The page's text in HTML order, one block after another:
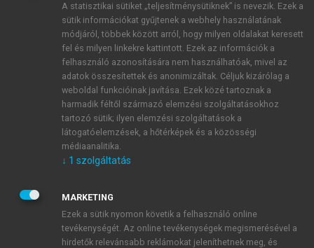
ÚJ FIÓK LÉTREHOZÁSA
1 óra díjmentes hozzáférés
E-MAIL-CÍM
JELSZÓ
JELSZÓ ÚJRA
A statisztikai sütiket „teljesítménysütiknek” is nevezik. Ezek a
sütik információkat gyűjtenek a webhely használatának
módjáról, többek között arról, hogy milyen oldalakat keresett
fel és milyen linkekre kattintott. Ezek az információk a
felhasználó azonosítására nem használhatóak, mivel az
adatok összesítettek és anonimizáltak. Céljuk kizárólag a
weboldal funkcióinak javítása. Ezek közé tartoznak a
harmadik féltől származó elemzési szolgáltatásokhoz
tartozó sütik; ilyen elemzési szolgáltatások a
látogatóelemzések, a hőtérképek és a közösségi
médiaanalitika.
↓ 1 szolgáltatás
MARKETING
Ezek a sütik nyomon követik a felhasználó online
tevékenységét. Az online tevékenységek megismerésével a
hirdetők relevánsabb reklámokat jeleníthetnek meg, és